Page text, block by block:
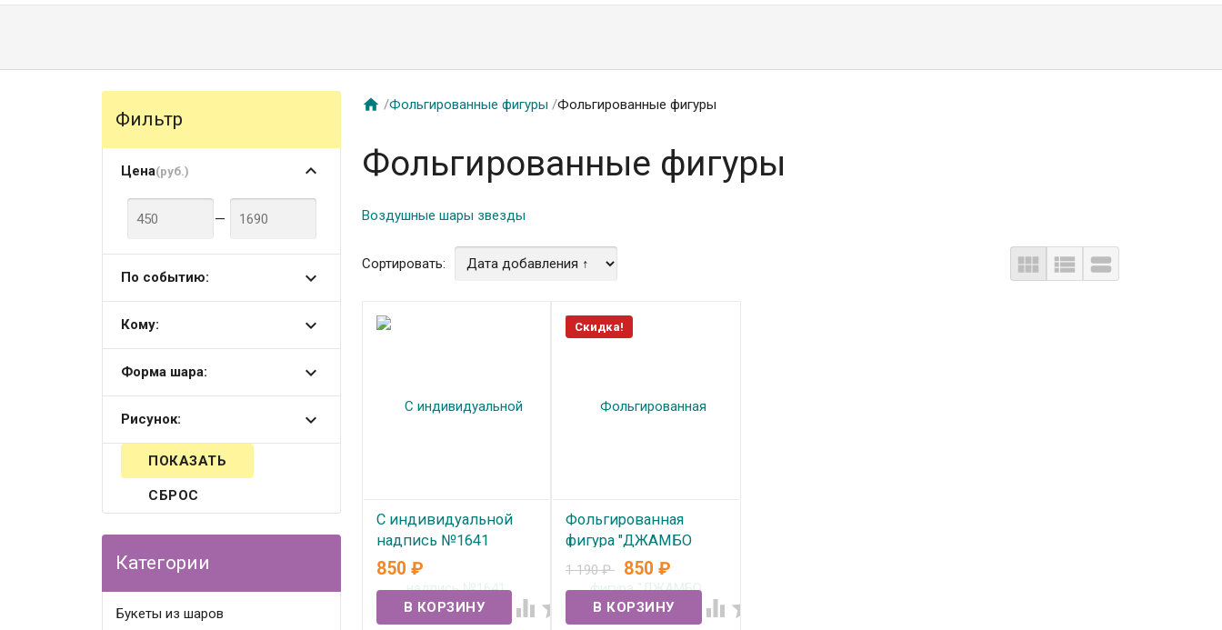
Фильтр
Цена(руб.)
—
По событию:
Кому:
Форма шара:
Рисунок:
СБРОС
Категории
Букеты из шаров
 /Фольгированные фигуры /Фольгированные фигуры
Фольгированные фигуры
Воздушные шары звезды
Сортировать:   
С индивидуальной
надпись №1641
В наличии
850 ₽
 
Скидка!
Фольгированная
фигура "ДЖАМБО
Блогер" (г
В наличии
1 190₽ 850₽
 